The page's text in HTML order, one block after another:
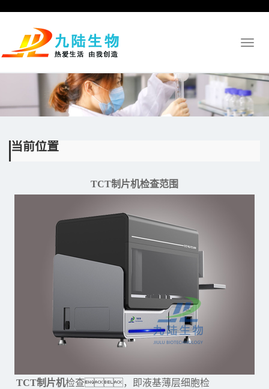
Toggle
当前位置
TCT制片机检查范围
TCT制片机检查，即液基薄层细胞检